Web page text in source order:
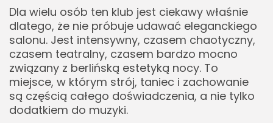
Dla wielu osób ten klub jest ciekawy właśnie
dlatego, że nie próbuje udawać eleganckiego
salonu. Jest intensywny, czasem chaotyczny,
czasem teatralny, czasem bardzo mocno
związany z berlińską estetyką nocy. To
miejsce, w którym strój, taniec i zachowanie
są częścią całego doświadczenia, a nie tylko
dodatkiem do muzyki.